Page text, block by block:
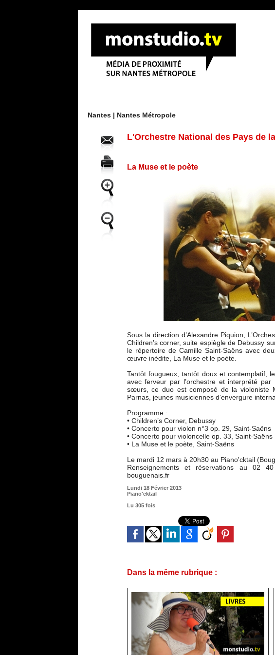
Nantes | Nantes Métropole
L'Orchestre National des Pays de
La Muse et le poète
Sous la direction d’Alexandre Piquion,
Children’s corner, suite espiègle de Debussy
le répertoire de Camille Saint-Saëns avec
œuvre inédite, La Muse et le poète.
Tantôt fougueux, tantôt doux et contemplatif,
avec ferveur par l’orchestre et interprété
sœurs, ce duo est composé de la violoniste
Parnas, jeunes musiciennes d’envergure
Programme :
• Children’s Corner, Debussy
• Concerto pour violon n°3 op. 29, Saint-Saëns
• Concerto pour violoncelle op. 33, Saint-Saëns
• La Muse et le poète, Saint-Saëns
Le mardi 12 mars à 20h30 au Piano'cktail
Renseignements et réservations au 02
bouguenais.fr
Lundi 18 Février 2013
Piano'cktail
Lu 305 fois
Dans la même rubrique :